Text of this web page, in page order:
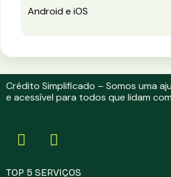
Android e iOS
Crédito Simplificado – Somos uma
e acessível para todos que lidam
TOP 5 SERVIÇOS